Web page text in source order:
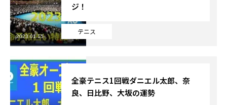
お知らせ
芸能界
テニス
スポーツ
テニス
ジ！
2023.01.15
全豪テニス1回戦ダニエル太郎、奈
良、日比野、大坂の運勢